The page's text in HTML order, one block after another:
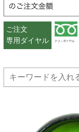
ご注文
専用ダイヤル